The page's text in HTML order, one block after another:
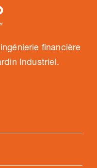
financière
Industriel.